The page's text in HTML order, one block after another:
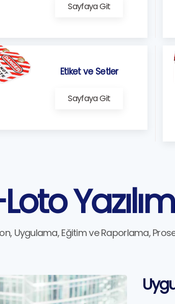
Sayfaya Git
Etiket ve Setler
Sayfaya Git
Uygulama, Eğitim ve Raporlama,